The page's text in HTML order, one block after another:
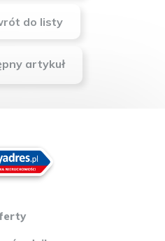
do listy
artykuł